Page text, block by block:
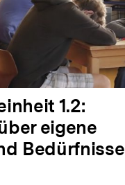
1.2:
eigene
Bedürfnisse